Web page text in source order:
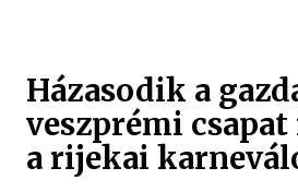
Házasodik a
veszprémi
a rijekai